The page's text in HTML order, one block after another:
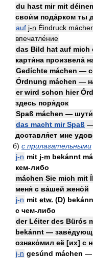
du hast mir mit
свои́м пода́рком ты
auf j-n Éindruck
впечатле́ние
das Bild hat auf
карти́на произвела́
Gedíchte máchen —
Órdnung máchen —
er wird schon hier
здесь поря́док
Spaß máchen —
das macht mir Spaß —
доставля́ет мне
б) с прилагательными
j-n mit j-m bekánnt
кем-либо
máchen Sie mich mit
меня́ с ва́шей жено́й
j-n mit etw. (D)
с чем-либо
der Léiter des Bürós
bekánnt —
ознако́мил её [их] с
j-n gesúnd máchen —